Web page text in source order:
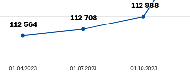
112 564
112 564
112 708
112 708
112 988
112 988
01.04.2023 01.07.2023 01.10.2023